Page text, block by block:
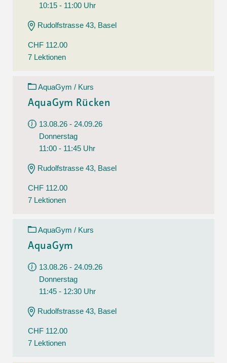
10:15 - 11:00 Uhr
Rudolfstrasse 43, Basel
CHF 112.00
7 Lektionen
AquaGym / Kurs
AquaGym Rücken
13.08.26 - 24.09.26
Donnerstag
11:00 - 11:45 Uhr
Rudolfstrasse 43, Basel
CHF 112.00
7 Lektionen
AquaGym / Kurs
AquaGym
13.08.26 - 24.09.26
Donnerstag
11:45 - 12:30 Uhr
Rudolfstrasse 43, Basel
CHF 112.00
7 Lektionen